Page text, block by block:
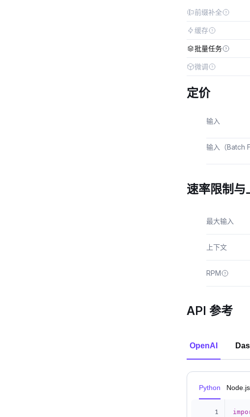
前缀补全
缓存
批量任务
微调
定价
输入
输入（Batch
速率限制与
最大输入
上下文
RPM
API 参考
OpenAI
Python Node.js
1